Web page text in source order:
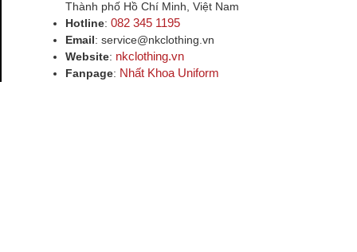
Thành phố Hồ Chí Minh, Việt Nam
Hotline: 082 345 1195
Email: service@nkclothing.vn
Website: nkclothing.vn
Fanpage: Nhất Khoa Uniform